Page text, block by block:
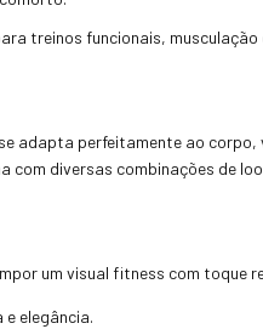
treinos funcionais, musculação
adapta perfeitamente ao
diversas combinações de
um visual fitness com toque
elegância.